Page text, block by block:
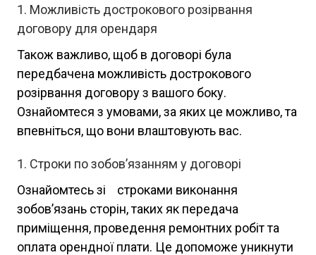
Можливість дострокового розірвання
договору для орендаря
Також важливо, щоб в договорі була
передбачена можливість дострокового
розірвання договору з вашого боку.
Ознайомтеся з умовами, за яких це можливо, та
впевніться, що вони влаштовують вас.
Строки по зобов’язанням у договорі
Ознайомтесь зі строками виконання
зобов’язань сторін, таких як передача
приміщення, проведення ремонтних робіт та
оплата орендної плати. Це допоможе уникнути